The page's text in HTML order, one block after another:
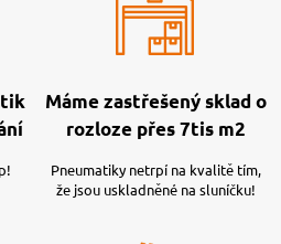
Máme zastřešený sklad o
rozloze přes 7tis m2
Pneumatiky netrpí na kvalitě tím,
že jsou uskladněné na sluníčku!